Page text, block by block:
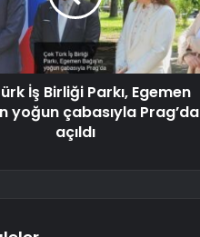
İş Birliği Parkı, Egemen
yoğun çabasıyla Prag’da
açıldı